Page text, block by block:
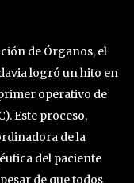
de Órganos, el
logró un hito en
operativo de
Este proceso,
de la
del paciente
de que todos